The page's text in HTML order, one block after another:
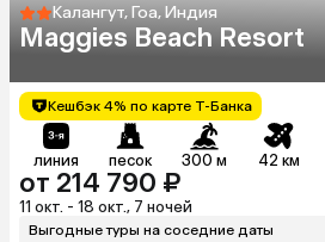
Калангут, Гоа, Индия
Maggies Beach Resort
Кешбэк 4% по карте Т-Банка
линия песок 300 м 42 км
от 214 790 ₽
11 окт. - 18 окт., 7 ночей
Выгодные туры на соседние даты